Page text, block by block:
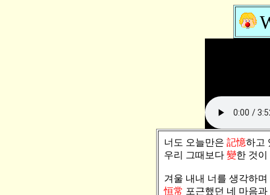
너도 오늘만은 記憶하고
우리 그때보다 變한 것
겨울 내내 너를 생각하며
恒常 포근했던 네 마음